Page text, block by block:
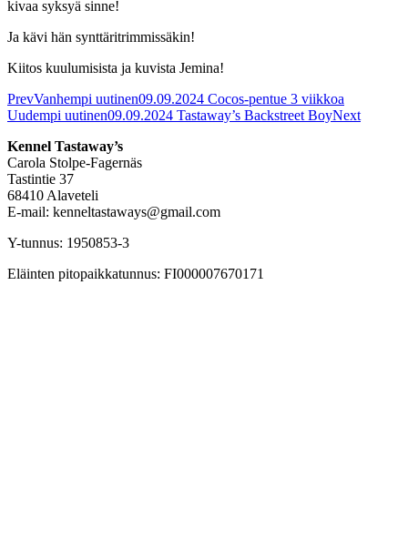
kivaa syksyä sinne!
Ja kävi hän synttäritrimmissäkin!
Kiitos kuulumisista ja kuvista Jemina!
PrevVanhempi uutinen09.09.2024 Cocos-pentue 3 viikkoa
Uudempi uutinen09.09.2024 Tastaway’s Backstreet BoyNext
Kennel Tastaway’s
Carola Stolpe-Fagernäs
Tastintie 37
68410 Alaveteli
E-mail: kenneltastaways@gmail.com
Y-tunnus: 1950853-3
Eläinten pitopaikkatunnus: FI000007670171